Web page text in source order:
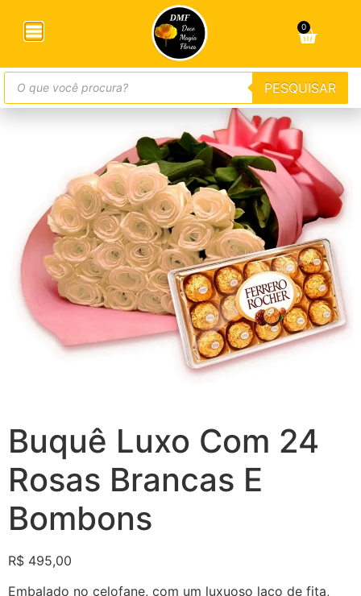
Flores com Chocolate/ Buquê Luxo Com 24
Rosas Brancas E Bombons
Buquê Luxo Com 24
Rosas Brancas E
Bombons
R$ 495,00
Embalado no celofane, com um luxuoso laço de fita,
0
PESQUISAR